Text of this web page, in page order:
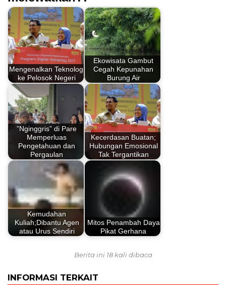
Mengenalkan Teknologi
ke Pelosok Negeri
Ekowisata Gambut
Cegah Kepunahan
Burung Air
”Nginggris” di Pare
Memperluas
Pengetahuan dan
Pergaulan
Kecerdasan Buatan;
Hubungan Emosional
Tak Tergantikan
Kemudahan
Kuliah;Dibantu Agen
atau Urus Sendiri
Mitos Penambah Daya
Pikat Gerhana
Berita ini 18 kali dibaca
INFORMASI TERKAIT